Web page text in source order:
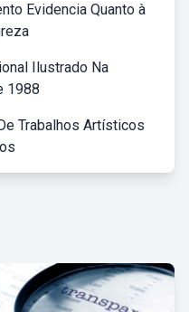
Evidencia Quanto à
Ilustrado Na
1988
Trabalhos Artísticos